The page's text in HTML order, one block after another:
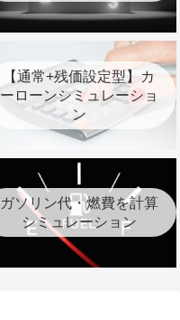
【通常+残価設定型】カ
ーローンシミュレーショ
ン
ガソリン代・燃費を計算
シミュレーション